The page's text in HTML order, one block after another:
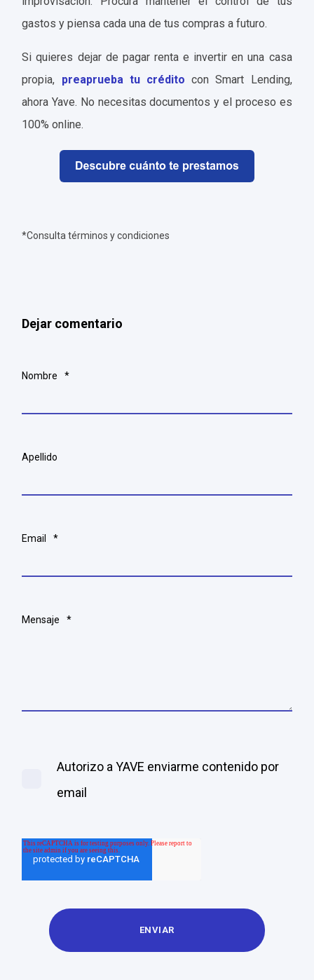
gastos y piensa cada una de tus compras a futuro.
Si quieres dejar de pagar renta e invertir en una casa
propia, preaprueba tu crédito con Smart Lending,
ahora Yave. No necesitas documentos y el proceso es
100% online.
*Consulta términos y condiciones
Dejar comentario
Nombre *
Apellido
Email *
Mensaje *
Autorizo a YAVE enviarme contenido por
email